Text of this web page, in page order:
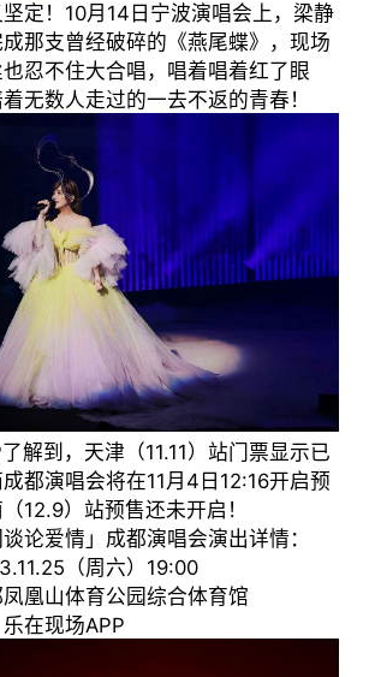
定！10月14日宁波演唱会上，梁静
那支曾经破碎的《燕尾蝶》，现场
忍不住大合唱，唱着唱着红了眼
无数人走过的一去不返的青春！
解到，天津（11.11）站门票显示已
都演唱会将在11月4日12:16开启预
12.9）站预售还未开启！
论爱情」成都演唱会演出详情：
（周六）19:00
凰山体育公园综合体育馆
在现场APP